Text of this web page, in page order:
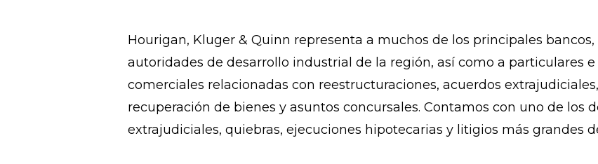
Hourigan, Kluger & Quinn representa a muchos de los principales
autoridades de desarrollo industrial de la región, así como a particulares
comerciales relacionadas con reestructuraciones, acuerdos
recuperación de bienes y asuntos concursales. Contamos con uno de los
extrajudiciales, quiebras, ejecuciones hipotecarias y litigios más grandes